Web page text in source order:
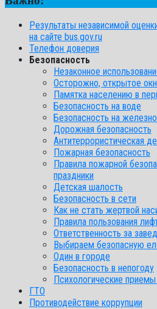
Результаты независимой
на сайте bus.gov.ru
Телефон доверия
Безопасность
Незаконное
Осторожно, открытое
Памятка населению в
Безопасность на воде
Безопасность на
Дорожная безопасность
Антитеррористическая
Пожарная безопасность
Правила пожарной
праздники
Детская шалость
Безопасность в сети
Как не стать жертвой
Правила пользования
Ответственность за
Выбираем безопасную
Один в городе
Безопасность в непогоду
Психологические
ГТО
Противодействие коррупции